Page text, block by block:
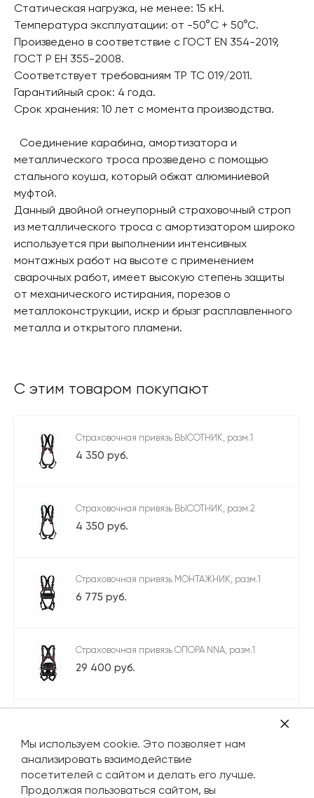
Статическая нагрузка, не менее: 15 кН.
Температура эксплуатации: от -50°C + 50°C.
Произведено в соответствие с ГОСТ EN 354-2019,
ГОСТ Р ЕН 355-2008.
Соответствует требованиям ТР ТС 019/2011.
Гарантийный срок: 4 года.
Срок хранения: 10 лет с момента производства.
Соединение карабина, амортизатора и
металлического троса прозведено с помощью
стального коуша, который обжат алюминиевой
муфтой.
Данный двойной огнеупорный страховочный строп
из металлического троса с амортизатором широко
используется при выполнении интенсивных
монтажных работ на высоте с применением
сварочных работ, имеет высокую степень защиты
от механического истирания, порезов о
металлоконструкции, искр и брызг расплавленного
металла и открытого пламени.
С этим товаром покупают
Страховочная привязь ВЫСОТНИК, разм.1
4 350 руб.
Страховочная привязь ВЫСОТНИК, разм.2
4 350 руб.
Страховочная привязь МОНТАЖНИК, разм.1
6 775 руб.
Страховочная привязь ОПОРА NNA, разм.1
29 400 руб.
11 800 руб.
Пояс для удержания СУППОРТ, разм.1
Мы используем cookie. Это позволяет нам
анализировать взаимодействие
посетителей с сайтом и делать его лучше.
Продолжая пользоваться сайтом, вы